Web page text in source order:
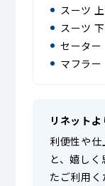
スーツ 上
スーツ 下
セーター
マフラー
リネットよ
利便性や
と、嬉し
たご利用